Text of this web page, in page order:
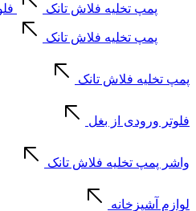
پمپ تخلیه فلاش تانک
پمپ تخلیه فلاش تانک
پمپ تخلیه فلاش تانک
فلوتر ورودی از بغل
واشر پمپ تخلیه فلاش تانک
لوازم آشپزخانه